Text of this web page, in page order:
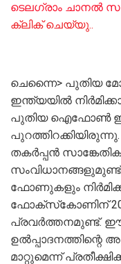
ടെലഗ്രാം ചാനൽ
ക്ലിക് ചെയ്യു..
ചെന്നൈ> പുതിയ
ഇന്ത്യയിൽ
പുതിയ ഐഫോൺ ഈ
തകർപ്പൻ
സംവിധാനങ്ങളുമുണ്ട്‌.
ഫോണുകളും
ഫോക്‌സ്‌കോണിന്
പ്രവർത്തനമുണ്ട്.
മാറ്റുമെന്ന്